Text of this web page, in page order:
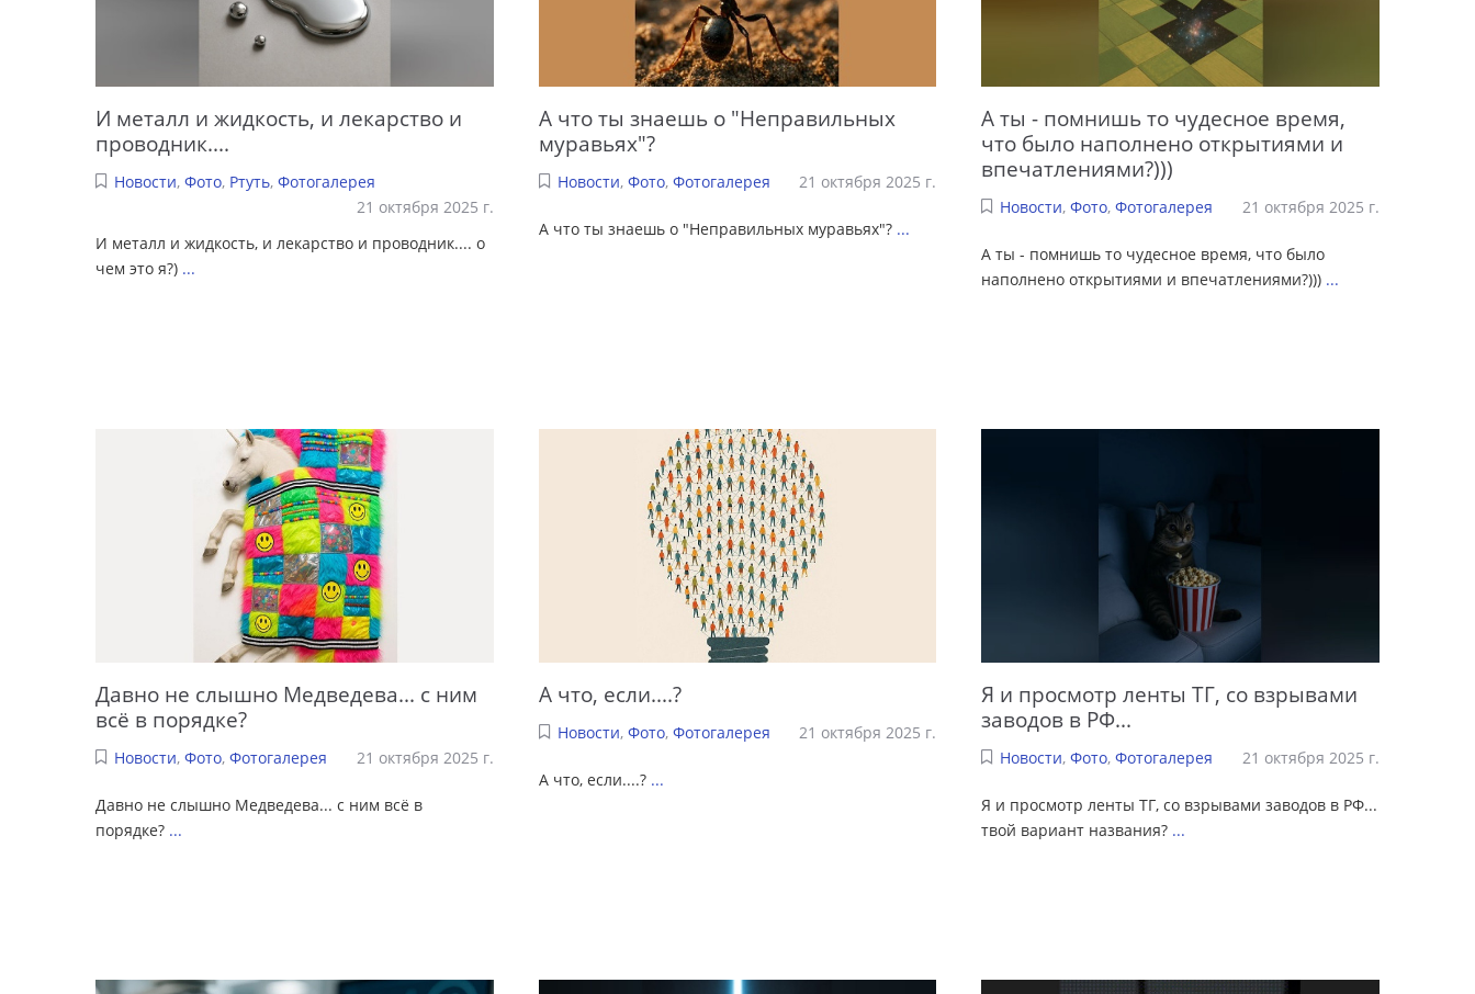
И металл и жидкость, и лекарство и
проводник....
Новости, Фото, Ртуть, Фотогалерея
21 октября 2025 г.
И металл и жидкость, и лекарство и проводник.... о
чем это я?) ...
А что ты знаешь о "Неправильных
муравьях"?
Новости, Фото, Фотогалерея 21 октября 2025 г.
А что ты знаешь о "Неправильных муравьях"? ...
А ты - помнишь то чудесное время,
что было наполнено открытиями и
впечатлениями?)))
Новости,Фото,Фотогалерея 21 октября 2025 г.
А ты - помнишь то чудесное время, что было
наполнено открытиями и впечатлениями?))) ...
Давно не слышно Медведева... с ним
всё в порядке?
Новости, Фото, Фотогалерея 21 октября 2025 г.
Давно не слышно Медведева... с ним всё в
порядке? ...
А что, если....?
Новости, Фото, Фотогалерея 21 октября 2025 г.
А что, если....? ...
Я и просмотр ленты ТГ, со взрывами
заводов в РФ...
Новости,Фото,Фотогалерея 21 октября 2025 г.
Я и просмотр ленты ТГ, со взрывами заводов в РФ...
твой вариант названия? ...